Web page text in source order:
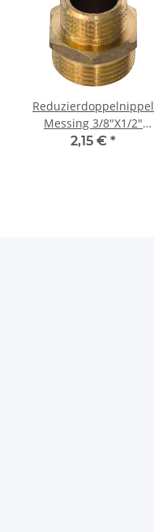
Reduzierdoppelnippel
Messing 3/8"X1/2"
Außengewinden
2,15 € *